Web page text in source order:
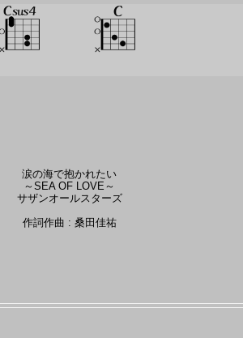
涙の海で抱かれたい
～SEA OF LOVE～
サザンオールスターズ
作詞作曲 : 桑田佳祐